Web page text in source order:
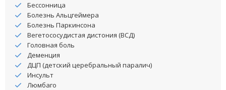
Бессонница
Болезнь Альцгеймера
Болезнь Паркинсона
Вегетососудистая дистония (ВСД)
Головная боль
Деменция
ДЦП (детский церебральный паралич)
Инсульт
Люмбаго